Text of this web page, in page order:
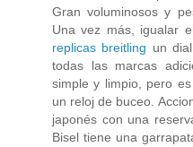
Gran voluminosos y
Una vez más, igualar
replicas breitling un
todas las marcas
simple y limpio, pero
un reloj de buceo.
japonés con una
Bisel tiene una